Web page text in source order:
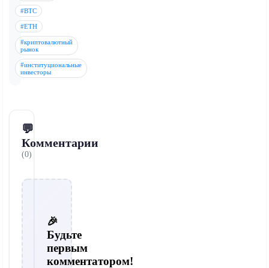
#BTC
#ETH
#криптовалютный
рынок
#институциональные
инвесторы
💬
Комментарии
(0)
🎉
Будьте
первым
комментатором!